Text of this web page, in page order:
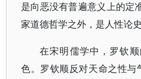
是向恶没有普遍意义上的定
家道德哲学之外，是人性论史
在宋明儒学中，罗钦
色。罗钦顺反对天命之性与